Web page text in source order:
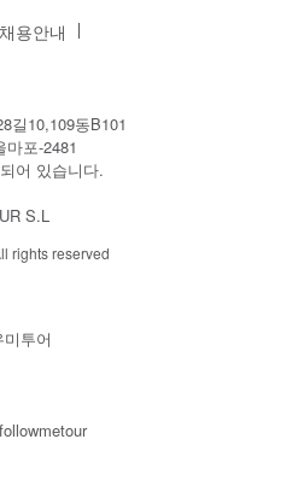
채용안내
길10,109동B101
포-2481
어 있습니다.
S.L
rights reserved
투어